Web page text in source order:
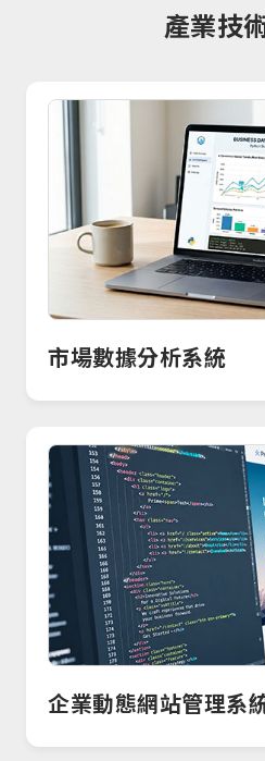
產業技
市場數據分析系統
企業動態網站管理系